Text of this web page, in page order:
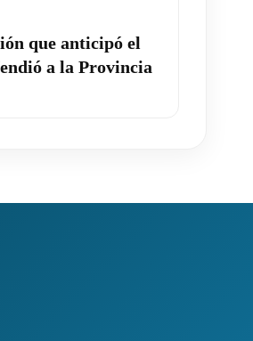
que anticipó el
a la Provincia